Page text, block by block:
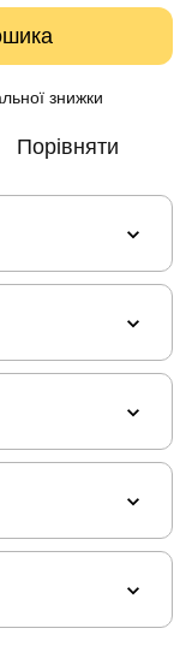
знижки
Порівняти